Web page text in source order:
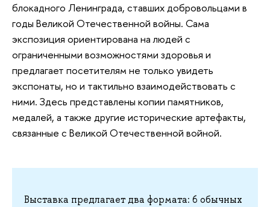
блокадного Ленинграда, ставших добровольцами в
годы Великой Отечественной войны. Сама
экспозиция ориентирована на людей с
ограниченными возможностями здоровья и
предлагает посетителям не только увидеть
экспонаты, но и тактильно взаимодействовать с
ними. Здесь представлены копии памятников,
медалей, а также другие исторические артефакты,
связанные с Великой Отечественной войной.
Выставка предлагает два формата: 6 обычных